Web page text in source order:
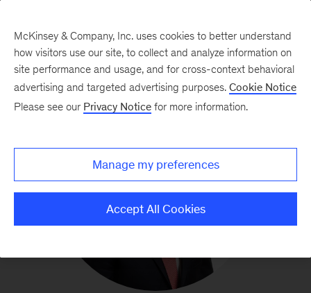
McKinsey & Company, Inc. uses cookies to better understand
how visitors use our site, to collect and analyze information on
site performance and usage, and for cross-context behavioral
advertising and targeted advertising purposes. Cookie Notice
Please see our Privacy Notice for more information.
Manage my preferences
Accept All Cookies